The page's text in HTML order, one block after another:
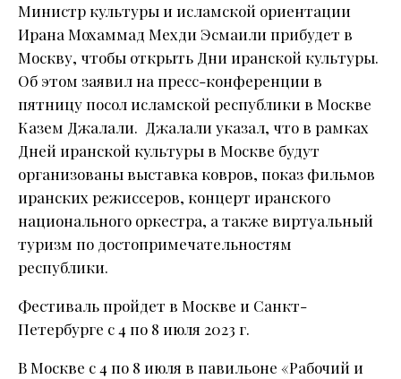
Министр культуры и исламской ориентации
Ирана Мохаммад Мехди Эсмаили прибудет в
Москву, чтобы открыть Дни иранской культуры.
Об этом заявил на пресс-конференции в
пятницу посол исламской республики в Москве
Казем Джалали. Джалали указал, что в рамках
Дней иранской культуры в Москве будут
организованы выставка ковров, показ фильмов
иранских режиссеров, концерт иранского
национального оркестра, а также виртуальный
туризм по достопримечательностям
республики.
Фестиваль пройдет в Москве и Санкт-
Петербурге с 4 по 8 июля 2023 г.
В Москве с 4 по 8 июля в павильоне «Рабочий и